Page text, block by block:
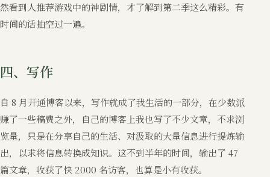
然看到人推荐游戏中的神剧情，才了解到第二季这么精彩。有
时间的话抽空过一遍。
四、写作
自 8 月开通博客以来，写作就成了我生活的一部分，在少数派
赚了一些稿费之外，自己的博客上我也写了不少文章，不求浏
览量，只是在分享自己的生活、对汲取的大量信息进行提炼输
出，以求将信息转换成知识。这不到半年的时间，输出了 47
篇文章，收获了快 2000 名访客，也算是小有收获。